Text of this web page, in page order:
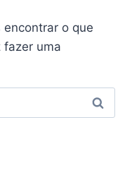
encontrar o que
fazer uma